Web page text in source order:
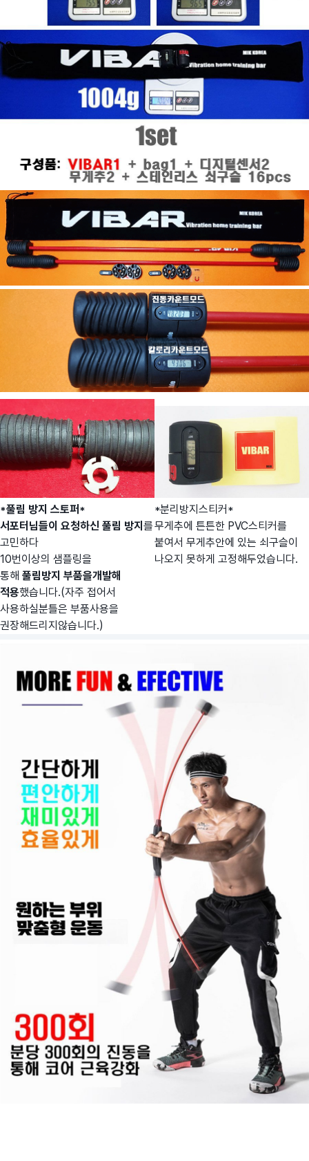
*풀림 방지 스토퍼*
서포터님들이 요청하신 풀림 방지 를
고민하다
10번이상의 샘플링을
통해 풀림방지 부품을개발해
적용했습니다.(자주 접어서
사용하실분틀은 부품사용을
권장해드리지않습니다.)
*분리방지스티커*
무게추에 튼튼한 PVC스티커를
붙여서 무게추안에 있는 쇠구슬이
나오지 못하게 고정해두었습니다.